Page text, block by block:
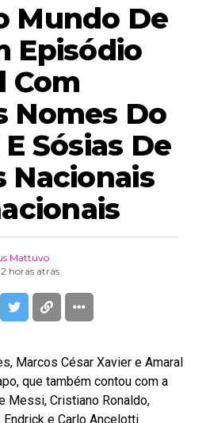
Mundo De
Episódio
Com
Nomes Do
Sósias De
Nacionais
Mattuvo
2 horas atrás
Marcos César Xavier e Amaral
que também contou com a
Messi, Cristiano Ronaldo,
Endrick e Carlo Ancelotti